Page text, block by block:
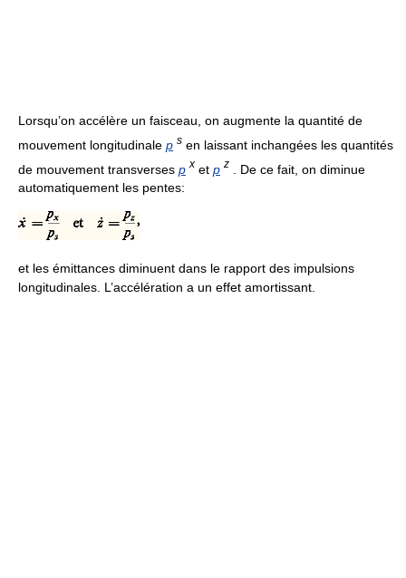
Lorsqu’on accélère un faisceau, on augmente la quantité de
mouvement longitudinale p s en laissant inchangées les quantités
de mouvement transverses p x et p z
. De ce fait, on diminue
automatiquement les pentes:
et les émittances diminuent dans le rapport des impulsions
longitudinales. L’accélération a un effet amortissant.